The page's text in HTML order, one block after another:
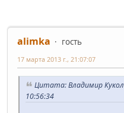
alimka
гость
17 марта 2013 г., 21:07:07
Цитата: Владимир
10:56:34